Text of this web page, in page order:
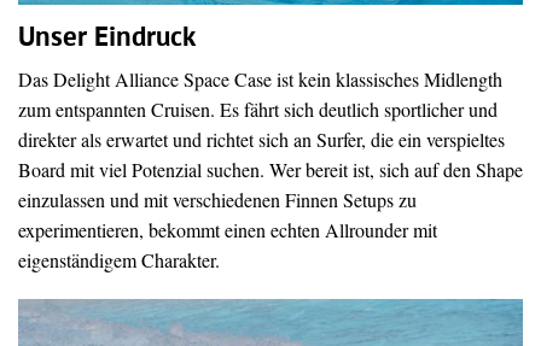
Unser Eindruck
Das Delight Alliance Space Case ist kein klassisches Midlength
zum entspannten Cruisen. Es fährt sich deutlich sportlicher und
direkter als erwartet und richtet sich an Surfer, die ein verspieltes
Board mit viel Potenzial suchen. Wer bereit ist, sich auf den Shape
einzulassen und mit verschiedenen Finnen Setups zu
experimentieren, bekommt einen echten Allrounder mit
eigenständigem Charakter.